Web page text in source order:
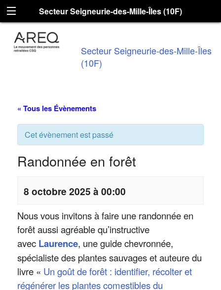
Secteur Seigneurie-des-Mille-Îles (10F)
Secteur Seigneurie-des-Mille-Îles
(10F)
« Tous les Évènements
Cet évènement est passé
Randonnée en forêt
8 octobre 2025 à 00:00
Nous vous invitons à faire une randonnée en
forêt aussi agréable qu’instructive
avec Laurence, une guide chevronnée,
spécialiste des plantes sauvages et auteure du
livre « Un goût de forêt : identifier, récolter et
régénérer les plantes comestibles du